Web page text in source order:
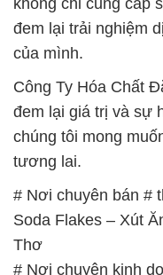
chúng tôi mong
tương lai.
# Nơi chuyên bán #
Soda Flakes – Xút
Thơ
# Nơi chuyên kinh
Caustic Soda
Cần Thơ
# Đơn vị thương mại
Soda Flakes – Xút